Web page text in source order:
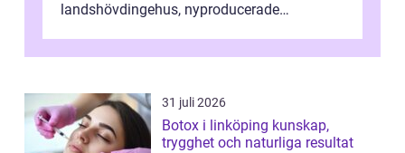
landshövdingehus, nyproducerade
ställs höga k...
31 juli 2026
Botox i linköping kunskap,
trygghet och naturliga resultat